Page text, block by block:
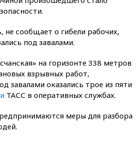
не сообщает о гибели рабочих,
под завалами.
на горизонте 338 метров
взрывных работ,
завалами оказались трое из пяти
ТАСС в оперативных службах.
меры для разбора